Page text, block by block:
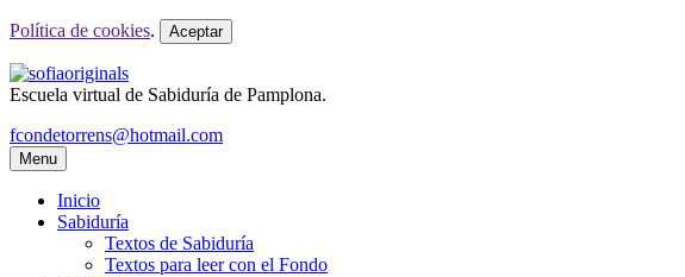
Política de cookies. Aceptar
Escuela virtual de Sabiduría de Pamplona.
fcondetorrens@hotmail.com
Menu
Inicio
Sabiduría
Textos de Sabiduría
Textos para leer con el Fondo